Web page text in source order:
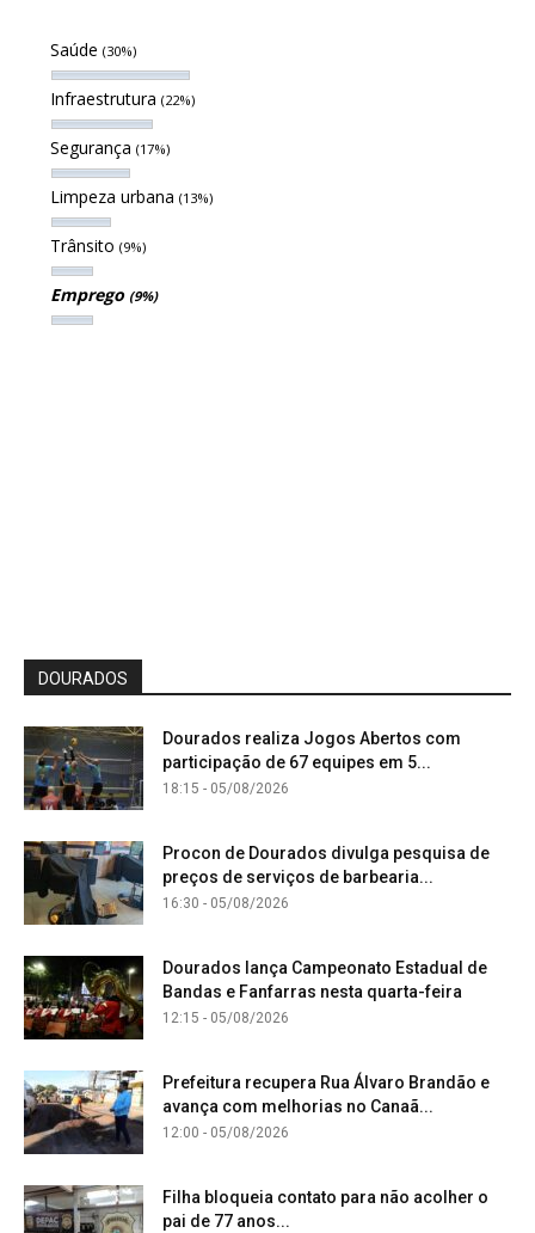
Saúde (30%)
Infraestrutura (22%)
Segurança (17%)
Limpeza urbana (13%)
Trânsito (9%)
Emprego (9%)
DOURADOS
Dourados realiza Jogos Abertos com
participação de 67 equipes em 5...
18:15 - 05/08/2026
Procon de Dourados divulga pesquisa de
preços de serviços de barbearia...
16:30 - 05/08/2026
Dourados lança Campeonato Estadual de
Bandas e Fanfarras nesta quarta-feira
12:15 - 05/08/2026
Prefeitura recupera Rua Álvaro Brandão e
avança com melhorias no Canaã...
12:00 - 05/08/2026
Filha bloqueia contato para não acolher o
pai de 77 anos...